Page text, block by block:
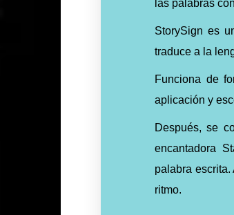
las palabras
StorySign es
traduce a la
Funciona de
aplicación y
Después, se
encantadora
palabra
ritmo.